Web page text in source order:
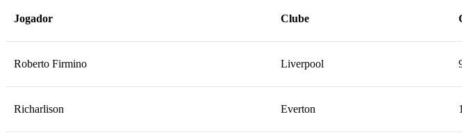
Jogador Clube
Roberto Firmino Liverpool
Richarlison Everton